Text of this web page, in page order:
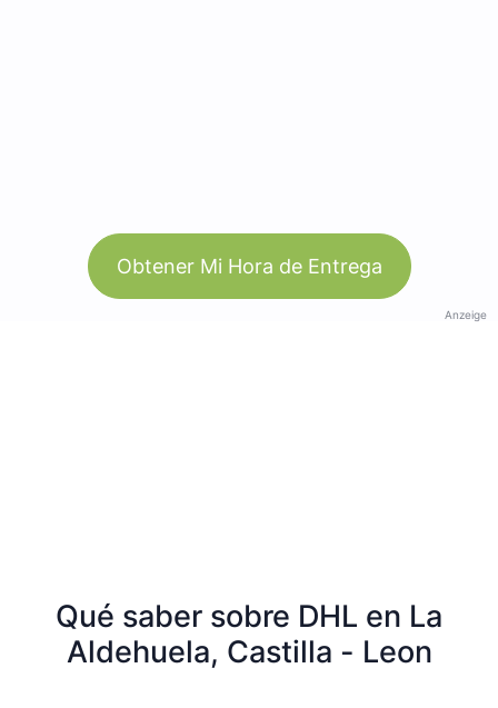
Obtener Mi Hora de Entrega
Anzeige
Qué saber sobre DHL en La
Aldehuela, Castilla - Leon